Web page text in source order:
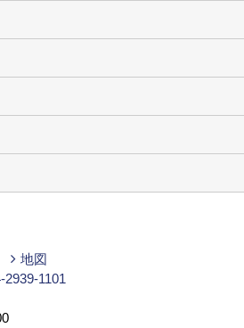
でも幸せ
ー
ー（別サイト）
別サイト）
L」「type S」
り弾ける家「地下室」
ウス
地図
2939-1101